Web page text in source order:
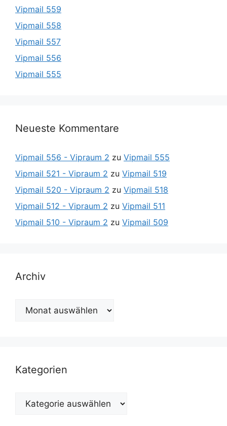
Vipmail 559
Vipmail 558
Vipmail 557
Vipmail 556
Vipmail 555
Neueste Kommentare
Vipmail 556 - Vipraum 2 zu Vipmail 555
Vipmail 521 - Vipraum 2 zu Vipmail 519
Vipmail 520 - Vipraum 2 zu Vipmail 518
Vipmail 512 - Vipraum 2 zu Vipmail 511
Vipmail 510 - Vipraum 2 zu Vipmail 509
Archiv
Archiv
Kategorien
Kategorien